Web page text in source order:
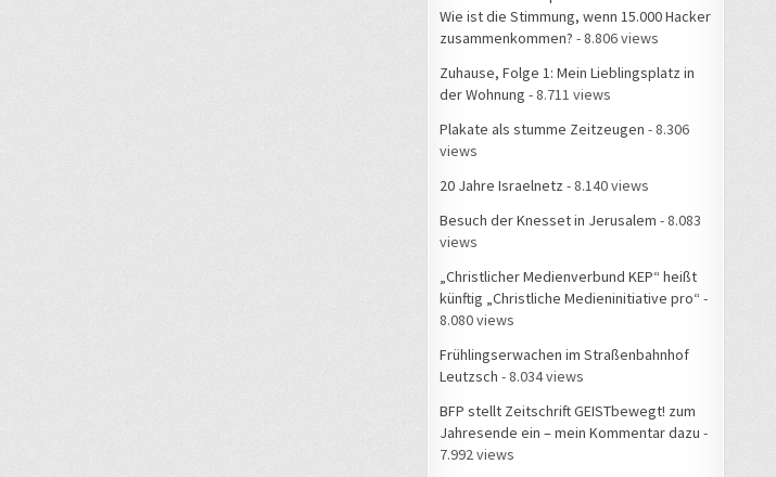
Wie ist die Stimmung, wenn 15.000 Hacker
zusammenkommen? - 8.806 views
Zuhause, Folge 1: Mein Lieblingsplatz in
der Wohnung - 8.711 views
Plakate als stumme Zeitzeugen - 8.306
views
20 Jahre Israelnetz - 8.140 views
Besuch der Knesset in Jerusalem - 8.083
views
„Christlicher Medienverbund KEP“ heißt
künftig „Christliche Medieninitiative pro“ -
8.080 views
Frühlingserwachen im Straßenbahnhof
Leutzsch - 8.034 views
BFP stellt Zeitschrift GEISTbewegt! zum
Jahresende ein – mein Kommentar dazu -
7.992 views